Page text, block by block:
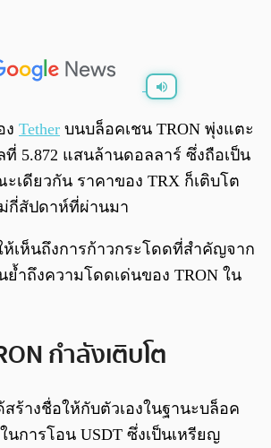
0:00
ง Tether บนบล็อคเชน TRON พุ่งแตะ
5.872 แสนล้านดอลลาร์ ซึ่งถือเป็น
เดียวกัน ราคาของ TRX ก็เติบโต
กี่สัปดาห์ที่ผ่านมา
เห็นถึงการก้าวกระโดดที่สำคัญจาก
ย้ำถึงความโดดเด่นของ TRON ใน
กำลังเติบโต
สร้างชื่อให้กับตัวเองในฐานะบล็อค
นการโอน USDT ซึ่งเป็นเหรียญ